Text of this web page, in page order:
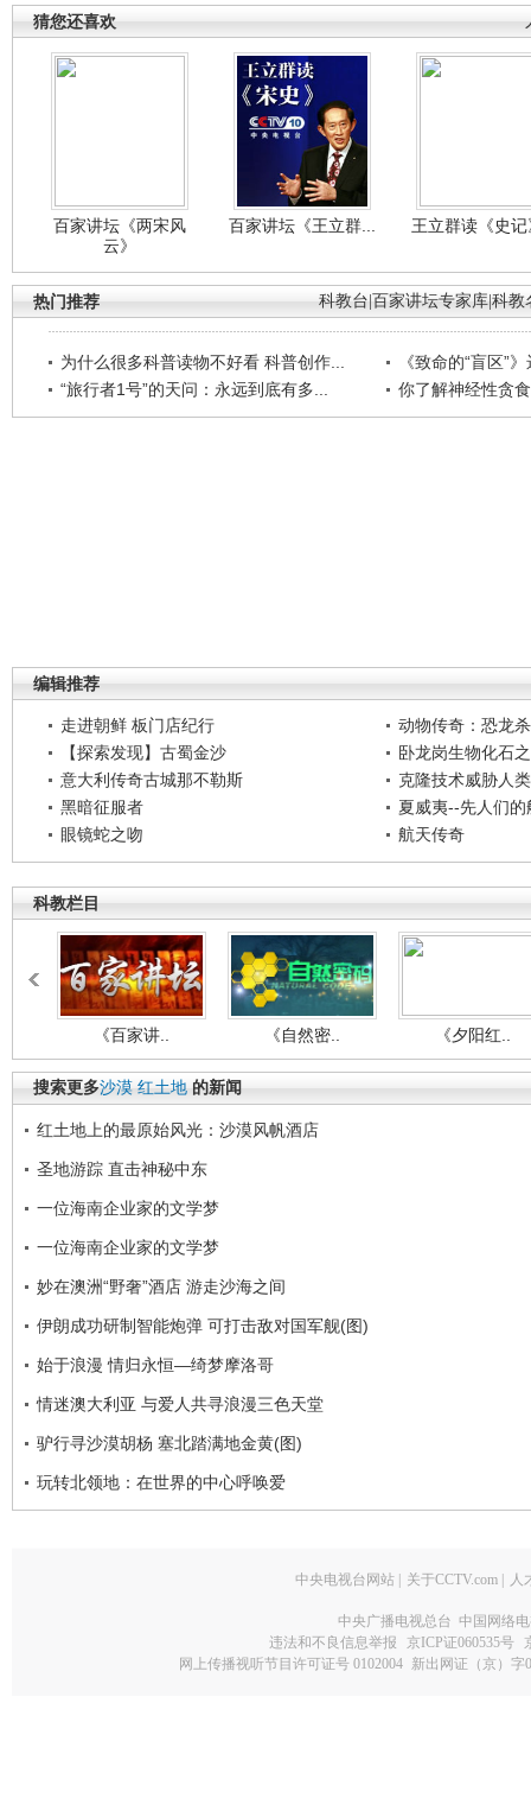
猜您还喜欢
百家讲坛《两宋风
云》
百家讲坛《王立群... 王立群读《史
科教台 百家讲坛专家库 科教
热门推荐
为什么很多科普读物不好看 科普创作...
《致命的“盲区”
“旅行者1号”的天问：永远到底有多...
你了解神经性贪
编辑推荐
走进朝鲜 板门店纪行
动物传奇：恐龙
【探索发现】古蜀金沙
卧龙岗生物化石
意大利传奇古城那不勒斯
克隆技术威胁人
黑暗征服者
夏威夷--先人们的
眼镜蛇之吻
航天传奇
科教栏目
《百家讲.. 《自然密.. 《夕阳红..
搜索更多沙漠 红土地 的新闻
红土地上的最原始风光：沙漠风帆酒店
圣地游踪 直击神秘中东
一位海南企业家的文学梦
一位海南企业家的文学梦
妙在澳洲“野奢”酒店 游走沙海之间
伊朗成功研制智能炮弹 可打击敌对国军舰(图)
始于浪漫 情归永恒—绮梦摩洛哥
情迷澳大利亚 与爱人共寻浪漫三色天堂
驴行寻沙漠胡杨 塞北踏满地金黄(图)
玩转北领地：在世界的中心呼唤爱
中央电视台网站 | 关于CCTV.com | 人
中央广播电视总台 中国网络
违法和不良信息举报
京ICP证060535号
网上传播视听节目许可证号 0102004 新出网证（京）